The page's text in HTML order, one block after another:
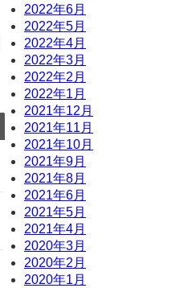
2022年6月
2022年5月
2022年4月
2022年3月
2022年2月
2022年1月
2021年12月
2021年11月
2021年10月
2021年9月
2021年8月
2021年6月
2021年5月
2021年4月
2020年3月
2020年2月
2020年1月